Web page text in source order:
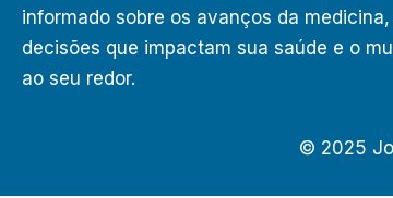
informado sobre os avanços da medicina,
decisões que impactam sua saúde e o
ao seu redor.
© 2025